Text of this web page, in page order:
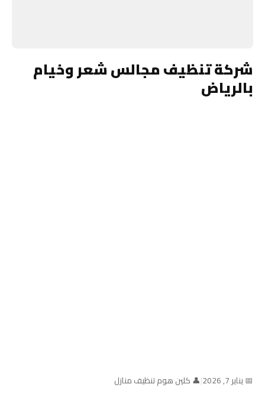
شركة تنظيف مجالس شعر وخيام
بالرياض
📅 يناير 7, 2026 |👤 كلين هوم تنظيف منازل